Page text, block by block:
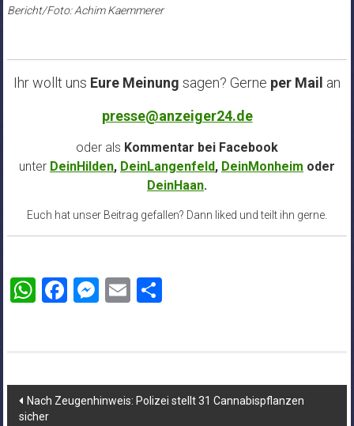
Bericht/Foto: Achim Kaemmerer
Ihr wollt uns Eure Meinung sagen? Gerne per Mail an
presse@anzeiger24.de
oder als Kommentar bei Facebook
unter DeinHilden, DeinLangenfeld, DeinMonheim oder
DeinHaan.
Euch hat unser Beitrag gefallen? Dann liked und teilt ihn gerne.
WhatsApp
Facebook
Messenger
EmailTeilen
Beitragsnavigation
Nach Zeugenhinweis: Polizei stellt 31 Cannabispflanzen
sicher